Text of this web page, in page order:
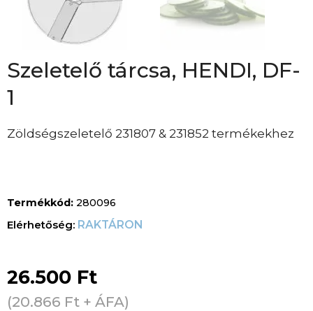
Szeletelő tárcsa, HENDI, DF-
1
Zöldségszeletelő 231807 & 231852 termékekhez
Termékkód: 280096
RAKTÁRON
26.500 Ft
(20.866 Ft + ÁFA)